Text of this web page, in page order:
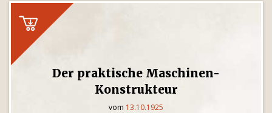
Der praktische Maschinen-
Konstrukteur
vom 13.10.1925